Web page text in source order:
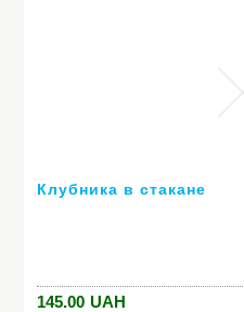
Клубника в стакане
145.00 UAH